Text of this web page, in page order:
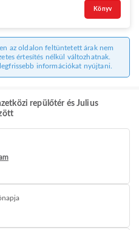
Könyv
az oldalon feltüntetett árak nem
értesítés nélkül változhatnak.
információkat nyújtani.
repülőtér és Julius